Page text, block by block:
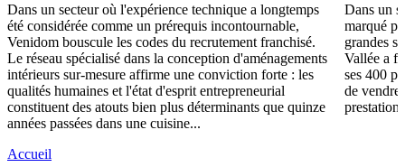
Dans un secteur où l'expérience technique a longtemps
été considérée comme un prérequis incontournable,
Venidom bouscule les codes du recrutement franchisé.
Le réseau spécialisé dans la conception d'aménagements
intérieurs sur-mesure affirme une conviction forte : les
qualités humaines et l'état d'esprit entrepreneurial
constituent des atouts bien plus déterminants que quinze
années passées dans une cuisine...
Dans un
marqué
grandes
Vallée a
ses 400
de vendre
Accueil